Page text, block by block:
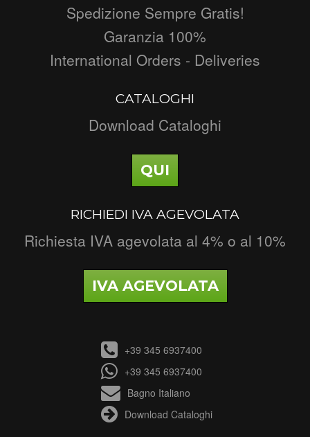
Spedizione Sempre Gratis!
Garanzia 100%
International Orders - Deliveries
CATALOGHI
Download Cataloghi
QUI
RICHIEDI IVA AGEVOLATA
Richiesta IVA agevolata al 4% o al 10%
IVA AGEVOLATA
+39 345 6937400
+39 345 6937400
Bagno Italiano
Download Cataloghi